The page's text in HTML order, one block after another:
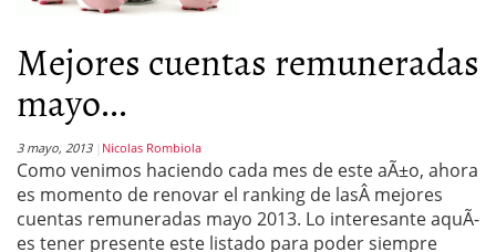
Mejores cuentas remuneradas
mayo...
3 mayo, 2013 Nicolas Rombiola
Como venimos haciendo cada mes de este aÃ±o, ahora
es momento de renovar el ranking de lasÂ mejores
cuentas remuneradas mayo 2013. Lo interesante aquÃ­
es tener presente este listado para poder siempre